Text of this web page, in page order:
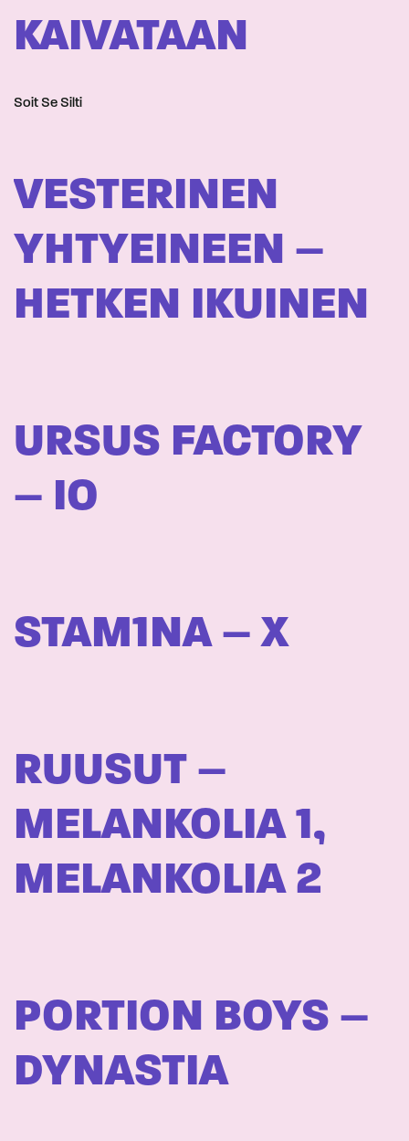
KAIVATAAN
Soit Se Silti
VESTERINEN
YHTYEINEEN –
HETKEN IKUINEN
URSUS FACTORY
– IO
STAM1NA – X
RUUSUT –
MELANKOLIA 1,
MELANKOLIA 2
PORTION BOYS –
DYNASTIA